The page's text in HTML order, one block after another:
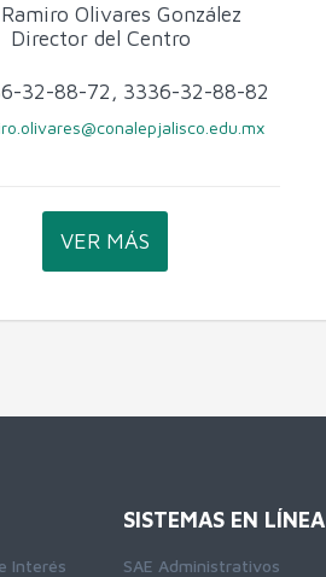
Ramiro Olivares González
del Centro
32-88-72, 3336-32-88-82
VER MÁS
Interés
SISTEMAS EN LÍNEA
SAE Administrativos